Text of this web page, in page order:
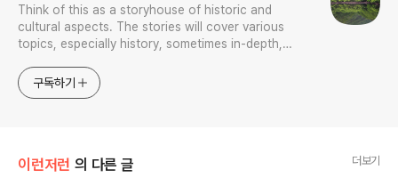
Think of this as a storyhouse of historic and
cultural aspects. The stories will cover various
topics, especially history, sometimes in-depth,
approach will be to resist any common sense or
generalized viewpoint
구독하기
이런저런 의 다른 글 더보기